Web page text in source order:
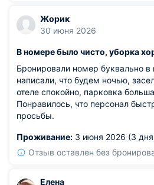
Жорик
30 июня 2026
В номере было чисто, уборка
Бронировали номер буквально в
написали, что будем ночью,
отеле спокойно, парковка
Понравилось, что персонал
просьбы.
Проживание: 3 июня 2026 (3
Отзыв оставлен без
Елена